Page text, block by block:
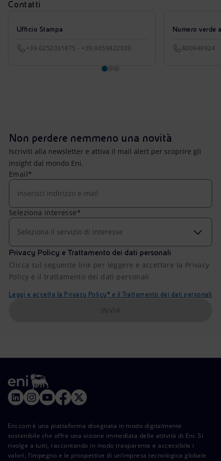
Contatti
Ufficio Stampa
+39.0252031875 - +39.0659822030
Numero verde
800940924
Non perdere nemmeno una novità
Iscriviti alla newsletter e attiva il mail alert per scoprire gli
insight dal mondo Eni.
Email*
Seleziona interesse*
Seleziona il servizio di interesse
Privacy Policy e Trattamento dei dati personali
Clicca sul seguente link per leggere e accettare la Privacy
Policy e il trattamento dei dati personali
Leggi e accetta la Privacy Policy* e il Trattamento dei dati personali
Eni.com è una piattaforma disegnata in modo digitalmente
sostenibile che offre una visione immediata delle attività di Eni. Si
rivolge a tutti, raccontando in modo trasparente e accessibile i
valori, l’impegno e le prospettive di un’impresa tecnologica globale